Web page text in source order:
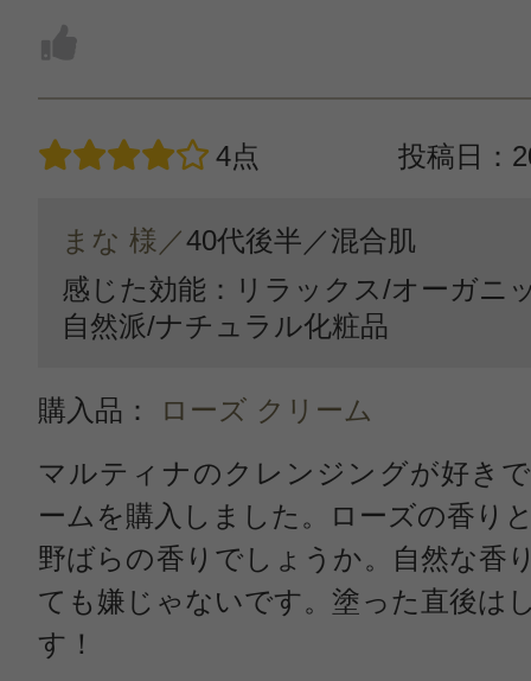
4点 投稿日：
まな 様／40代後半／混合肌
感じた効能：リラックス/オーガニ
自然派/ナチュラル化粧品
購入品：
ローズ クリーム
マルティナのクレンジングが好き
ームを購入しました。ローズの香り
野ばらの香りでしょうか。自然な香
ても嫌じゃないです。塗った直後は
す！